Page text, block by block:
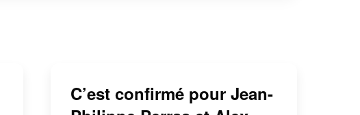
C’est confirmé pour Jean-